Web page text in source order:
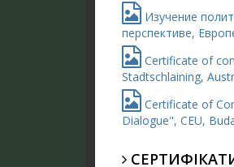
Изучение
перспективе,
Certificate of
Stadtschlaining,
Certificate of
Dialogue", CEU,